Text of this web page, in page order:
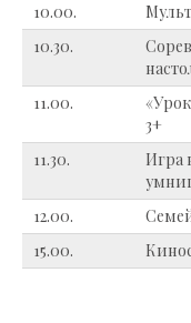
10.00.
10.30.
11.00.
3+
11.30.
Игра
12.00.
15.00.